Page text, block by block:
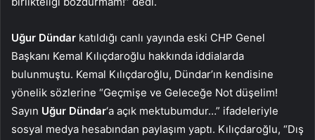
Uğur Dündar katıldığı canlı yayında eski CHP Genel
Başkanı Kemal Kılıçdaroğlu hakkında iddialarda
bulunmuştu. Kemal Kılıçdaroğlu, Dündar’ın kendisine
yönelik sözlerine “Geçmişe ve Geleceğe Not düşelim!
Sayın Uğur Dündar‘a açık mektubumdur…” ifadeleriyle
sosyal medya hesabından paylaşım yaptı. Kılıçdaroğlu, “Dış